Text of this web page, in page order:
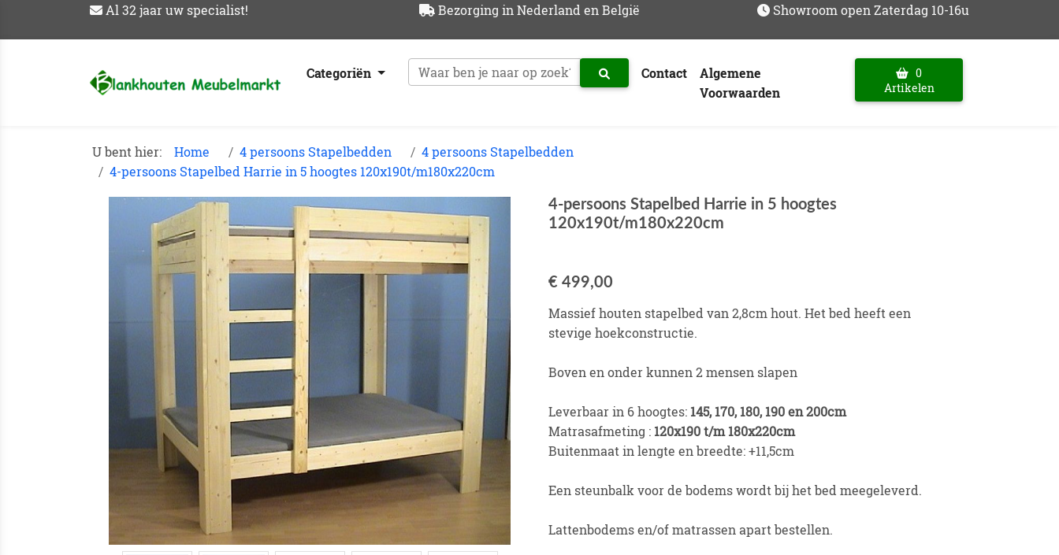
Al 32 jaar uw specialist! Bezorging in Nederland en België Showroom open Zaterdag 10-16u
Categoriën Contact
Algemene
Voorwaarden
0
Artikelen
U bent hier: Home 4 persoons Stapelbedden
4 persoons Stapelbedden
4-persoons Stapelbed Harrie in 5 hoogtes 120x190t/m180x220cm
4-persoons Stapelbed Harrie in 5 hoogtes
120x190t/m180x220cm
€ 499,00
Massief houten stapelbed van 2,8cm hout. Het bed heeft een
stevige hoekconstructie.
Boven en onder kunnen 2 mensen slapen
Leverbaar in 6 hoogtes: 145, 170, 180, 190 en 200cm
Matrasafmeting : 120x190 t/m 180x220cm
Buitenmaat in lengte en breedte: +11,5cm
Een steunbalk voor de bodems wordt bij het bed meegeleverd.
Lattenbodems en/of matrassen apart bestellen.